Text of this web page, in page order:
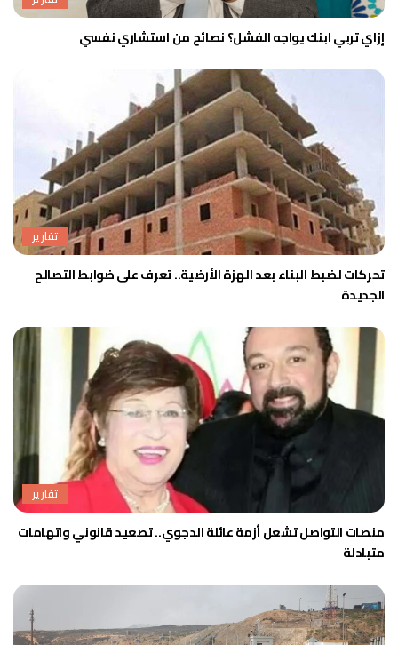
إزاي تربي ابنك يواجه الفشل؟ نصائح من استشاري نفسي
تقارير
تحركات لضبط البناء بعد الهزة الأرضية.. تعرف على ضوابط التصالح
الجديدة
تقارير
منصات التواصل تشعل أزمة عائلة الدجوي.. تصعيد قانوني واتهامات
متبادلة